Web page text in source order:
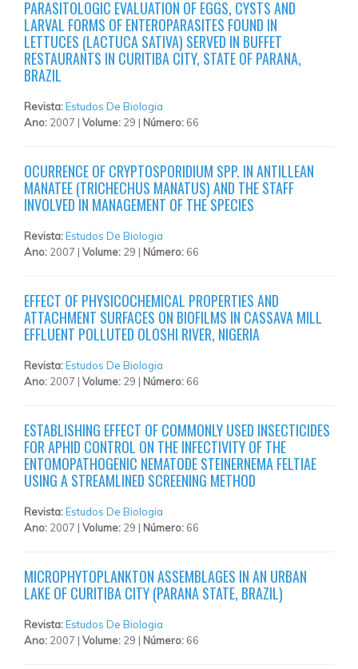
PARASITOLOGIC EVALUATION OF EGGS, CYSTS AND
LARVAL FORMS OF ENTEROPARASITES FOUND IN
LETTUCES (LACTUCA SATIVA) SERVED IN BUFFET
RESTAURANTS IN CURITIBA CITY, STATE OF PARANA,
BRAZIL
Revista:Estudos De Biologia
Ano: 2007 | Volume: 29 | Número: 66
OCURRENCE OF CRYPTOSPORIDIUM SPP. IN ANTILLEAN
MANATEE (TRICHECHUS MANATUS) AND THE STAFF
INVOLVED IN MANAGEMENT OF THE SPECIES
Revista:Estudos De Biologia
Ano: 2007 | Volume: 29 | Número: 66
EFFECT OF PHYSICOCHEMICAL PROPERTIES AND
ATTACHMENT SURFACES ON BIOFILMS IN CASSAVA MILL
EFFLUENT POLLUTED OLOSHI RIVER, NIGERIA
Revista:Estudos De Biologia
Ano: 2007 | Volume: 29 | Número: 66
ESTABLISHING EFFECT OF COMMONLY USED INSECTICIDES
FOR APHID CONTROL ON THE INFECTIVITY OF THE
ENTOMOPATHOGENIC NEMATODE STEINERNEMA FELTIAE
USING A STREAMLINED SCREENING METHOD
Revista:Estudos De Biologia
Ano: 2007 | Volume: 29 | Número: 66
MICROPHYTOPLANKTON ASSEMBLAGES IN AN URBAN
LAKE OF CURITIBA CITY (PARANA STATE, BRAZIL)
Revista:Estudos De Biologia
Ano: 2007 | Volume: 29 | Número: 66